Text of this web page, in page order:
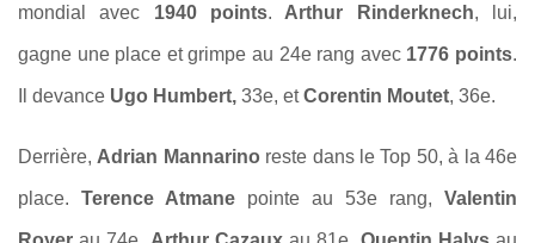
mondial avec 1940 points. Arthur Rinderknech, lui,
gagne une place et grimpe au 24e rang avec 1776 points.
Il devance Ugo Humbert, 33e, etCorentin Moutet, 36e.
Derrière, Adrian Mannarino reste dans le Top 50, à la 46e
place. Terence Atmane pointe au 53e rang, Valentin